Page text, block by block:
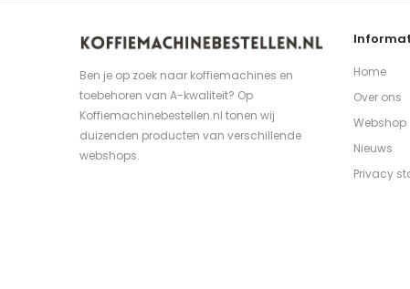
Ben je op zoek naar koffiemachines en
toebehoren van A-kwaliteit? Op
Koffiemachinebestellen.nl tonen wij
duizenden producten van verschillende
webshops.
Home
Over ons
Webshop
Nieuws
Privacy